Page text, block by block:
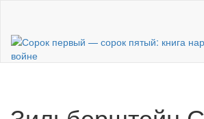
main
content